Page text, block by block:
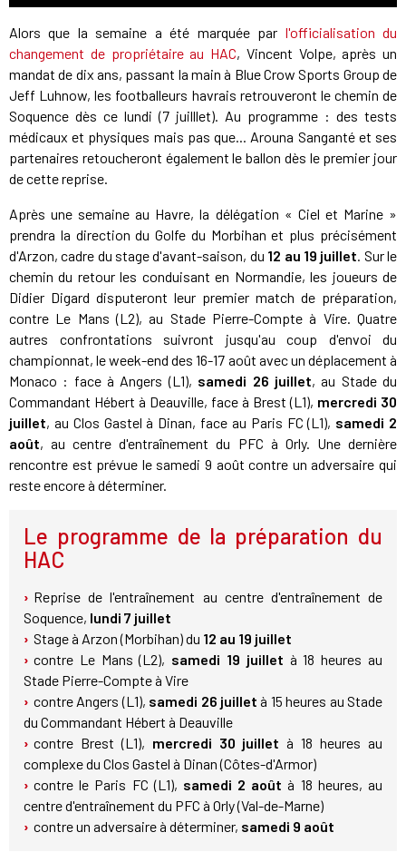
Alors que la semaine a été marquée par l'officialisation du
changement de propriétaire au HAC, Vincent Volpe, après un
mandat de dix ans, passant la main à Blue Crow Sports Group de
Jeff Luhnow, les footballeurs havrais retrouveront le chemin de
Soquence dès ce lundi (7 juilllet). Au programme : des tests
médicaux et physiques mais pas que... Arouna Sanganté et ses
partenaires retoucheront également le ballon dès le premier jour
de cette reprise.
Après une semaine au Havre, la délégation « Ciel et Marine »
prendra la direction du Golfe du Morbihan et plus précisément
d'Arzon, cadre du stage d'avant-saison, du 12 au 19 juillet. Sur le
chemin du retour les conduisant en Normandie, les joueurs de
Didier Digard disputeront leur premier match de préparation,
contre Le Mans (L2), au Stade Pierre-Compte à Vire. Quatre
autres confrontations suivront jusqu'au coup d'envoi du
championnat, le week-end des 16-17 août avec un déplacement à
Monaco : face à Angers (L1), samedi 26 juillet, au Stade du
Commandant Hébert à Deauville, face à Brest (L1), mercredi 30
juillet, au Clos Gastel à Dinan, face au Paris FC (L1), samedi 2
août, au centre d'entraînement du PFC à Orly. Une dernière
rencontre est prévue le samedi 9 août contre un adversaire qui
reste encore à déterminer.
Le programme de la préparation du
HAC
Reprise de l'entraînement au centre d'entraînement de
Soquence, lundi 7 juillet
Stage à Arzon (Morbihan) du 12 au 19 juillet
contre Le Mans (L2), samedi 19 juillet à 18 heures au
Stade Pierre-Compte à Vire
contre Angers (L1), samedi 26 juillet à 15 heures au Stade
du Commandant Hébert à Deauville
contre Brest (L1), mercredi 30 juillet à 18 heures au
complexe du Clos Gastel à Dinan (Côtes-d'Armor)
contre le Paris FC (L1), samedi 2 août à 18 heures, au
centre d'entraînement du PFC à Orly (Val-de-Marne)
contre un adversaire à déterminer, samedi 9 août